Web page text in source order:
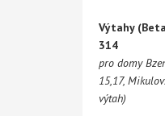
Výtahy
314
pro domy
15,17,
výtah)